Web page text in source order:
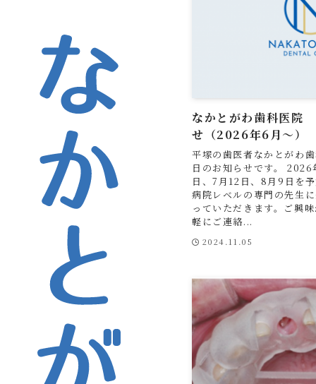
なかとがわ歯科医院
なかとがわ歯科医院
せ（2026年6月～）
平塚の歯医者なかとがわ
日のお知らせです。
日、7月12日、8月9日を
病院レベルの専門の先生
っていただきます。ご興
軽にご連絡...
2024.11.05